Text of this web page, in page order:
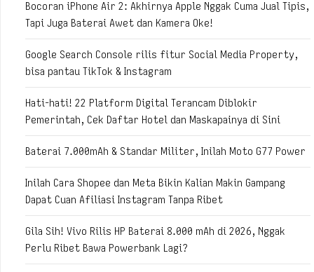
Bocoran iPhone Air 2: Akhirnya Apple Nggak Cuma Jual Tipis,
Tapi Juga Baterai Awet dan Kamera Oke!
Google Search Console rilis fitur Social Media Property,
bisa pantau TikTok & Instagram
Hati-hati! 22 Platform Digital Terancam Diblokir
Pemerintah, Cek Daftar Hotel dan Maskapainya di Sini
Baterai 7.000mAh & Standar Militer, Inilah Moto G77 Power
Inilah Cara Shopee dan Meta Bikin Kalian Makin Gampang
Dapat Cuan Afiliasi Instagram Tanpa Ribet
Gila Sih! Vivo Rilis HP Baterai 8.000 mAh di 2026, Nggak
Perlu Ribet Bawa Powerbank Lagi?